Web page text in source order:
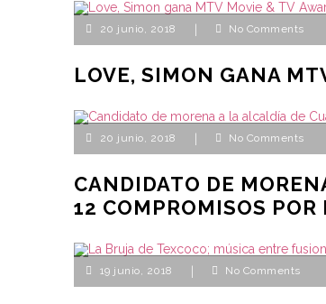
20 junio, 2018 No Comments
LOVE, SIMON GANA
20 junio, 2018 No Comments
CANDIDATO DE
12 COMPROMISOS
19 junio, 2018 No Comments